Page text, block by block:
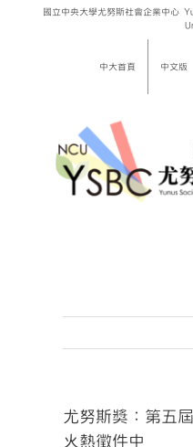
國立中央大學尤努斯社會企業中心
中大首頁 中文版
尤努斯獎：第五
火熱徵件中